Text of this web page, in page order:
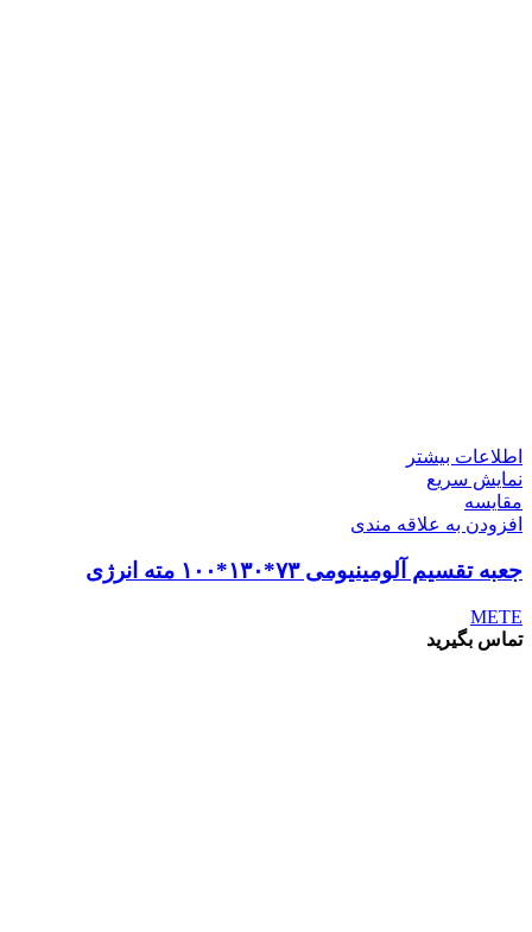
اطلاعات بیشتر
نمایش سریع
مقايسه
افزودن به علاقه مندی
جعبه تقسیم آلومینیومی ۷۳*۱۳۰*۱۰۰ مته انرژی
METE
تماس بگیرید